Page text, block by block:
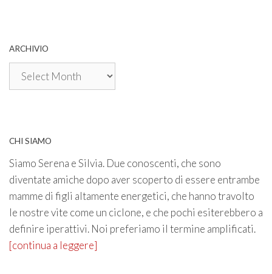
ARCHIVIO
Archivio
CHI SIAMO
Siamo Serena e Silvia. Due conoscenti, che sono
diventate amiche dopo aver scoperto di essere entrambe
mamme di figli altamente energetici, che hanno travolto
le nostre vite come un ciclone, e che pochi esiterebbero a
definire iperattivi. Noi preferiamo il termine amplificati.
[continua a leggere]